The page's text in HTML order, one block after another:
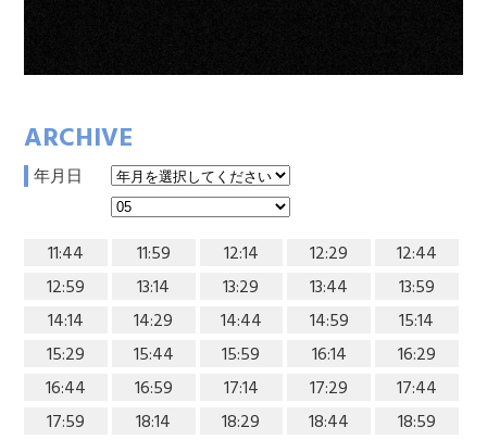
ARCHIVE
年月日
11:44 11:59 12:14 12:29
12:44
12:59
13:14 13:29 13:44
13:59
14:14
14:29 14:44 14:59
15:14
15:29
15:44 15:59 16:14
16:29
16:44
16:59 17:14 17:29
17:44
17:59
18:14 18:29 18:44
18:59